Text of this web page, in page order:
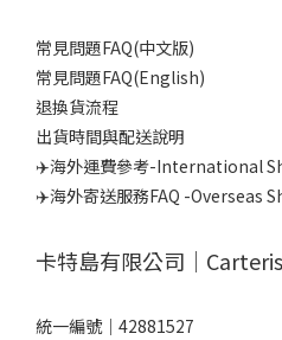
常見問題FAQ(中文版)
常見問題FAQ(English)
退換貨流程
出貨時間與配送說明
✈️海外運費參考-International
✈️海外寄送服務FAQ -Overseas
卡特島有限公司｜
統一編號｜42881527